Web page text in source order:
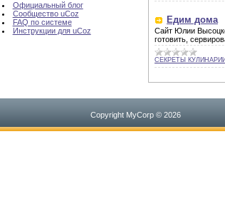
Официальный блог
Сообщество uCoz
FAQ по системе
Инструкции для uCoz
Едим дома
Сайт Юлии
готовить,
СЕКРЕТЫ
Copyright MyCorp © 2026